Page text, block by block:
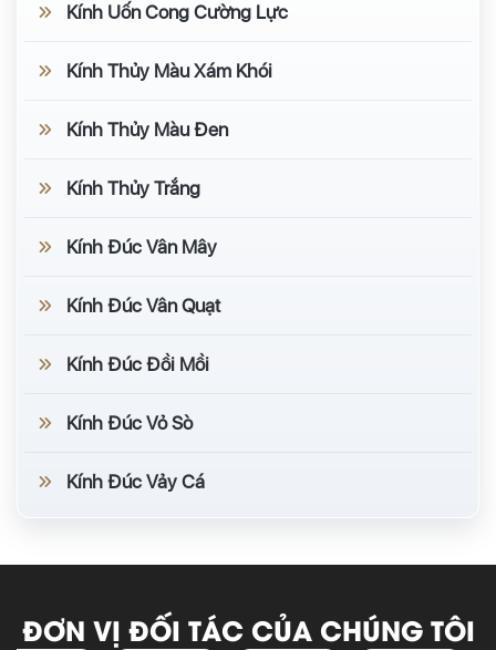
Kính Uốn Cong Cường Lực
Kính Thủy Màu Xám Khói
Kính Thủy Màu Đen
Kính Thủy Trắng
Kính Đúc Vân Mây
Kính Đúc Vân Quạt
Kính Đúc Đồi Mồi
Kính Đúc Vỏ Sò
Kính Đúc Vảy Cá
ĐƠN VỊ ĐỐI TÁC CỦA CHÚNG TÔI